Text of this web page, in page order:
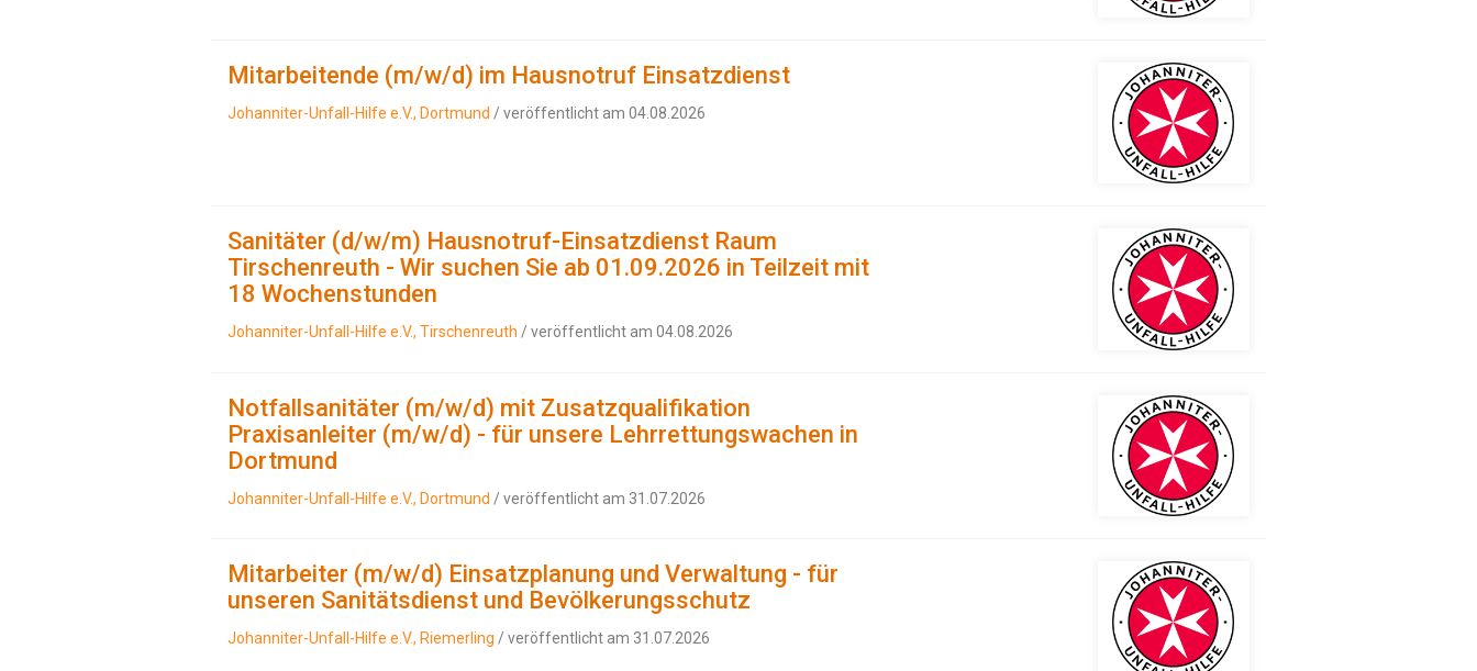
Mitarbeitende (m/w/d) im Hausnotruf Einsatzdienst
Johanniter-Unfall-Hilfe e.V., Dortmund / veröffentlicht am 04.08.2026
Sanitäter (d/w/m) Hausnotruf-Einsatzdienst Raum
Tirschenreuth - Wir suchen Sie ab 01.09.2026 in Teilzeit mit
18 Wochenstunden
Johanniter-Unfall-Hilfe e.V., Tirschenreuth / veröffentlicht am 04.08.2026
Notfallsanitäter (m/w/d) mit Zusatzqualifikation
Praxisanleiter (m/w/d) - für unsere Lehrrettungswachen in
Dortmund
Johanniter-Unfall-Hilfe e.V., Dortmund / veröffentlicht am 31.07.2026
Mitarbeiter (m/w/d) Einsatzplanung und Verwaltung - für
unseren Sanitätsdienst und Bevölkerungsschutz
Johanniter-Unfall-Hilfe e.V., Riemerling / veröffentlicht am 31.07.2026